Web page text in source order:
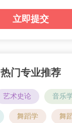
热门专业推荐
艺术史论 音乐
舞蹈学 舞